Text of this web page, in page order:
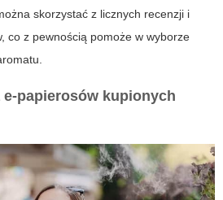
skorzystać z licznych recenzji i
co z pewnością pomoże w wyborze
papierosów kupionych